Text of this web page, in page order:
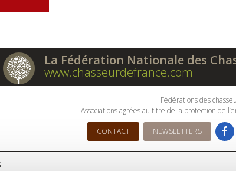
La Fédération Nationale des
www.chasseurdefrance.com
Fédérations des
Associations agrées au titre de la protection de
CONTACT NEWSLETTERS